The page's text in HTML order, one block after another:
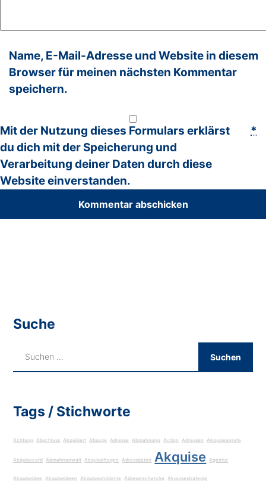
Name, E-Mail-Adresse und Website in diesem
Browser für meinen nächsten Kommentar
speichern.
Mit der Nutzung dieses Formulars erklärst
du dich mit der Speicherung und
Verarbeitung deiner Daten durch diese
Website einverstanden.
*
Suche
Tags / Stichworte
Achtung Abschluss Akquiriert Absage Adresse Abmahnung Action Adressen Akquiseanrufe
Akquisecard Abmahnanwalt Akquisefragen Adressdaten Akquise Agentur
Akquiseidee Akquiseideen Akquiseprobleme Adressrecherche Akquisestrategie